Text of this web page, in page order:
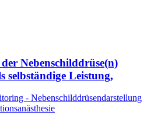
Nebenschilddrüse(n)
selbständige Leistung,
- Nebenschilddrüsendarstellung